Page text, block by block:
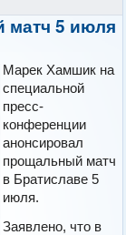
матч 5 июля
Марек Хамшик на
специальной
пресс-
конференции
анонсировал
прощальный матч
в Братиславе 5
июля.
Заявлено, что в